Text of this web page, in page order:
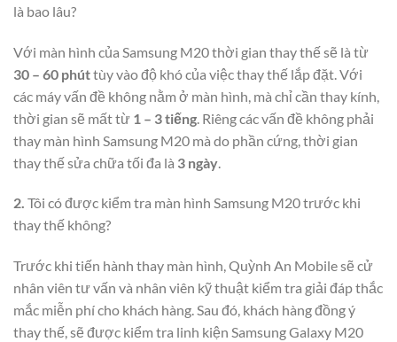
là bao lâu?
Với màn hình của Samsung M20 thời gian thay thế sẽ là từ
30 – 60 phúttùy vào độ khó của việc thay thế lắp đặt. Với
các máy vấn đề không nằm ở màn hình, mà chỉ cần thay kính,
thời gian sẽ mất từ 1 – 3 tiếng . Riêng các vấn đề không phải
thay màn hình Samsung M20 mà do phần cứng, thời gian
thay thế sửa chữa tối đa là 3 ngày
2. Tôi có được kiểm tra màn hình Samsung M20 trước khi
thay thế không?
Trước khi tiến hành thay màn hình, Quỳnh An Mobile sẽ cử
nhân viên tư vấn và nhân viên kỹ thuật kiểm tra giải đáp thắc
mắc miễn phí cho khách hàng. Sau đó, khách hàng đồng ý
thay thế, sẽ được kiểm tra linh kiện Samsung Galaxy M20